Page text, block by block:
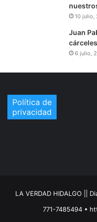
10 julio,
Juan
6 julio,
Política de
privacidad
LA VERDAD HIDALGO ||
771-7485494 •